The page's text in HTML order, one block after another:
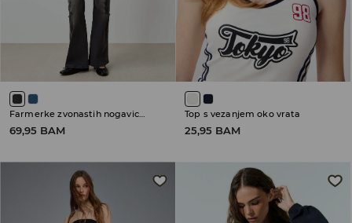
Farmerke zvonastih nogavica sa niskim strukom
69,95 BAM
Top s vezanjem oko vrata
25,95 BAM